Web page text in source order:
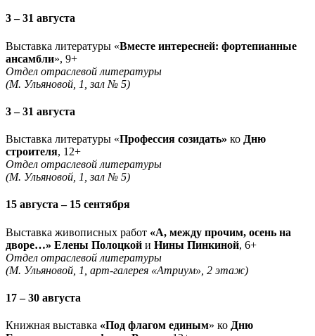
3 – 31 августа
Выставка литературы «Вместе интересней: фортепианные
ансамбли», 9+
Отдел отраслевой литературы
(М. Ульяновой, 1, зал № 5)
3 – 31 августа
Выставка литературы «Профессия созидать» ко Дню
строителя, 12+
Отдел отраслевой литературы
(М. Ульяновой, 1, зал № 5)
15 августа – 15 сентября
Выставка живописных работ «А, между прочим, осень на
дворе…» Елены Полоцкой и Нины Пинкиной, 6+
Отдел отраслевой литературы
(М. Ульяновой, 1, арт-галерея «Атриум», 2 этаж)
17 – 30 августа
Книжная выставка «Под флагом единым» ко Дню